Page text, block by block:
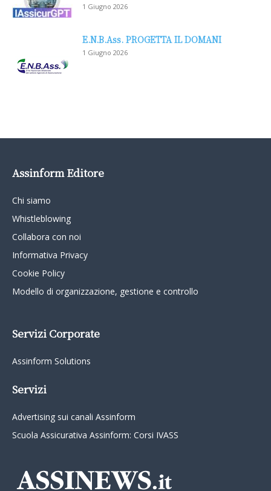
1 Giugno 2026
E.N.B.Ass. PROGETTA IL DOMANI
1 Giugno 2026
Assinform Editore
Chi siamo
Whistleblowing
Collabora con noi
Informativa Privacy
Cookie Policy
Modello di organizzazione, gestione e controllo
Servizi Corporate
Assinform Solutions
Servizi
Advertising sui canali Assinform
Scuola Assicurativa Assinform: Corsi IVASS